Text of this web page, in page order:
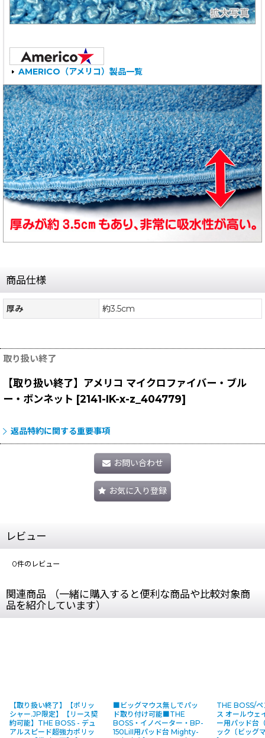
AMERICO（アメリコ）製品一覧
商品仕様
厚み 約3.5cm
取り扱い終了
【取り扱い終了】アメリコ マイクロファイバー・ブル
ー・ボンネット [2141-IK-x-z_404779]
返品特約に関する重要事項
お問い合わせ
お気に入り登録
レビュー
0件のレビュー
関連商品 （一緒に購入すると便利な商品や比較対象商
品を紹介しています）
【取り扱い終了】【ポリッ
シャー.JP限定】【リース契
約可能】THE BOSS - デュ
アルスピード超強力ポリッ
■ビッグマウス無しでパッ
ド取り付け可能■THE
BOSS・イノベーター・BP-
150LiII用パッド台 Mighty-
THE BOSS/
ス オールウェ
ー用パッド台
ック〔ビッグ